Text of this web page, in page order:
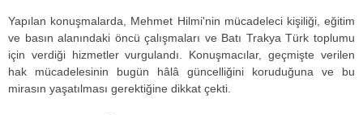
Yapılan konuşmalarda, Mehmet Hilmi'nin mücadeleci kişiliği, eğitim
ve basın alanındaki öncü çalışmaları ve Batı Trakya Türk toplumu
için verdiği hizmetler vurgulandı. Konuşmacılar, geçmişte verilen
hak mücadelesinin bugün hâlâ güncelliğini koruduğuna ve bu
mirasın yaşatılması gerektiğine dikkat çekti.